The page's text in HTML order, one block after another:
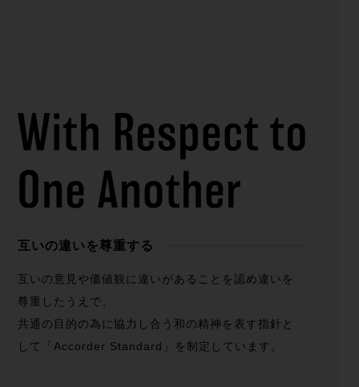
互いの違いを尊重する
互いの意見や価値観に違いがあることを認め違いを
尊重したうえで、
共通の目的の為に協力し合う和の精神を表す指針と
して「Accorder Standard」を制定しています。